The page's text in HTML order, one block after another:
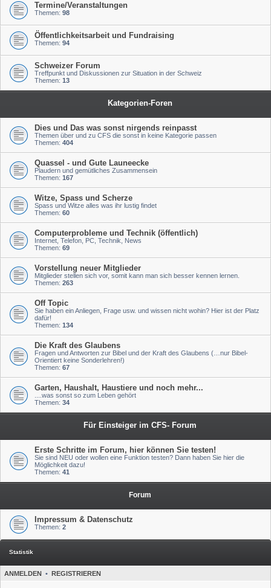
Termine/Veranstaltungen
Themen: 98
Öffentlichkeitsarbeit und Fundraising
Themen: 94
Schweizer Forum
Treffpunkt und Diskussionen zur Situation in der Schweiz
Themen: 13
Kategorien-Foren
Dies und Das was sonst nirgends reinpasst
Themen über und zu CFS die sonst in keine Kategorie passen
Themen: 404
Quassel - und Gute Launeecke
Plaudern und gemütliches Zusammensein
Themen: 167
Witze, Spass und Scherze
Spass und Witze alles was ihr lustig findet
Themen: 60
Computerprobleme und Technik (öffentlich)
Internet, Telefon, PC, Technik, News
Themen: 69
Vorstellung neuer Mitglieder
Mitglieder stellen sich vor, somit kann man sich besser kennen lernen.
Themen: 263
Off Topic
Sie haben ein Anliegen, Frage usw. und wissen nicht wohin? Hier ist der Platz
dafür!
Themen: 134
Die Kraft des Glaubens
Fragen und Antworten zur Bibel und der Kraft des Glaubens (…nur Bibel-
Orientiert keine Sonderlehren!)
Themen: 67
Garten, Haushalt, Haustiere und noch mehr...
....was sonst so zum Leben gehört
Themen: 34
Für Einsteiger im CFS- Forum
Erste Schritte im Forum, hier können Sie testen!
Sie sind NEU oder wollen eine Funktion testen? Dann haben Sie hier die
Möglichkeit dazu!
Themen: 41
Forum
Impressum & Datenschutz
Themen: 2
Statistik
ANMELDEN • REGISTRIEREN